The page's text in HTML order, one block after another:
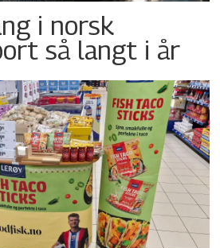
i norsk
så langt i år